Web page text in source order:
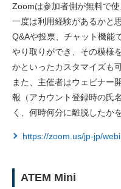
Zoomは参加者側が無料で
一度は利用経験があるかと
Q&Aや投票、チャット機能
やり取りができ、その模様
かといったカスタマイズも
また、主催者はウェビナー
報（アカウント登録時の氏
く、何時何分に離脱したか
https://zoom.us/jp-jp/
ATEM Mini